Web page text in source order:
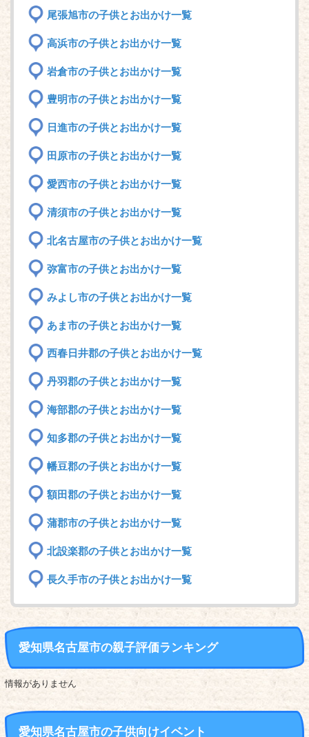
尾張旭市の子供とお出かけ一覧
高浜市の子供とお出かけ一覧
岩倉市の子供とお出かけ一覧
豊明市の子供とお出かけ一覧
日進市の子供とお出かけ一覧
田原市の子供とお出かけ一覧
愛西市の子供とお出かけ一覧
清須市の子供とお出かけ一覧
北名古屋市の子供とお出かけ一覧
弥富市の子供とお出かけ一覧
みよし市の子供とお出かけ一覧
あま市の子供とお出かけ一覧
西春日井郡の子供とお出かけ一覧
丹羽郡の子供とお出かけ一覧
海部郡の子供とお出かけ一覧
知多郡の子供とお出かけ一覧
幡豆郡の子供とお出かけ一覧
額田郡の子供とお出かけ一覧
蒲郡市の子供とお出かけ一覧
北設楽郡の子供とお出かけ一覧
長久手市の子供とお出かけ一覧
愛知県名古屋市の親子評価ランキング
情報がありません
愛知県名古屋市の子供向けイベント